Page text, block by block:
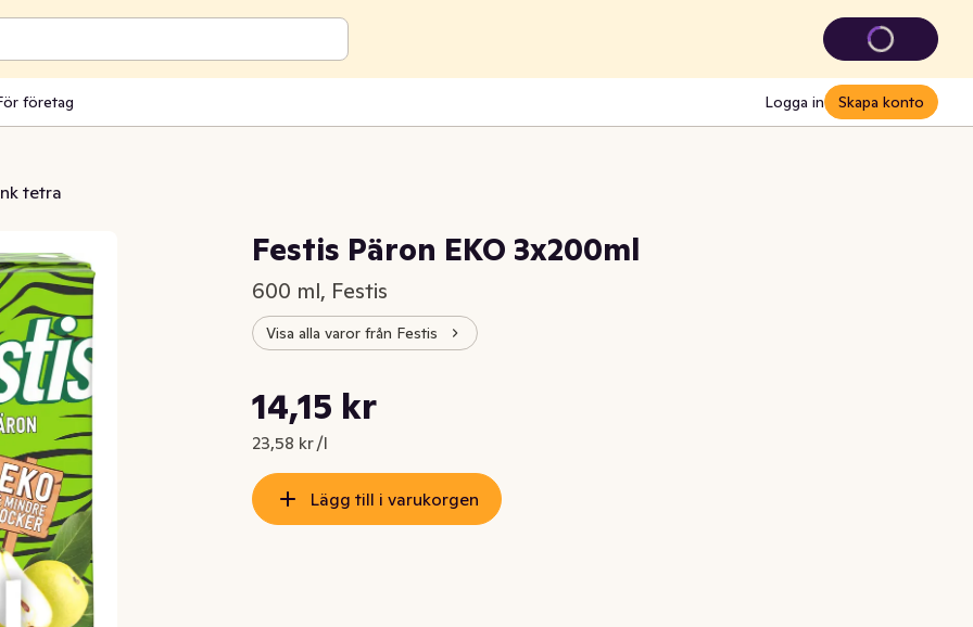
företag Logga in Skapa konto
tetra
Festis Päron EKO 3x200ml
600 ml, Festis
Visa alla varor från Festis
Nuvarande pris är: 14,15 kr
14,15 kr
23,58 kr /l
Styckpris: 23,58 kr /l
Lägg till i varukorgen